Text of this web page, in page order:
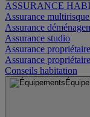
ASSURANCE
Assurance
Assurance
Assurance studio
Assurance
Assurance
Conseils habitation